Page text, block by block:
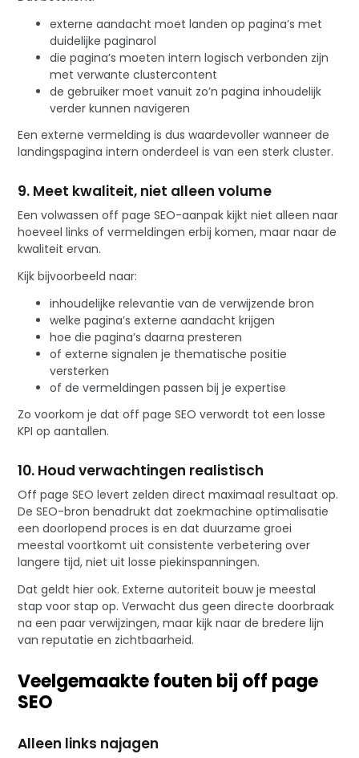
externe aandacht moet landen op pagina’s met
duidelijke paginarol
die pagina’s moeten intern logisch verbonden zijn
met verwante clustercontent
de gebruiker moet vanuit zo’n pagina inhoudelijk
verder kunnen navigeren
Een externe vermelding is dus waardevoller wanneer de
landingspagina intern onderdeel is van een sterk cluster.
9. Meet kwaliteit, niet alleen volume
Een volwassen off page SEO-aanpak kijkt niet alleen naar
hoeveel links of vermeldingen erbij komen, maar naar de
kwaliteit ervan.
Kijk bijvoorbeeld naar:
inhoudelijke relevantie van de verwijzende bron
welke pagina’s externe aandacht krijgen
hoe die pagina’s daarna presteren
of externe signalen je thematische positie
versterken
of de vermeldingen passen bij je expertise
Zo voorkom je dat off page SEO verwordt tot een losse
KPI op aantallen.
10. Houd verwachtingen realistisch
Off page SEO levert zelden direct maximaal resultaat op.
De SEO-bron benadrukt dat zoekmachine optimalisatie
een doorlopend proces is en dat duurzame groei
meestal voortkomt uit consistente verbetering over
langere tijd, niet uit losse piekinspanningen.
Dat geldt hier ook. Externe autoriteit bouw je meestal
stap voor stap op. Verwacht dus geen directe doorbraak
na een paar verwijzingen, maar kijk naar de bredere lijn
van reputatie en zichtbaarheid.
Veelgemaakte fouten bij off page
SEO
Alleen links najagen